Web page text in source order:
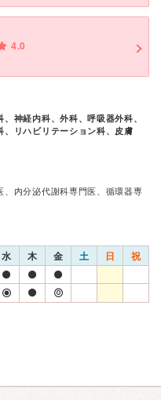
4.0
神経内科、外科、呼吸器外科、
、リハビリテーション科、皮膚
内分泌代謝科専門医、循環器専
水 木 金 土 日 祝